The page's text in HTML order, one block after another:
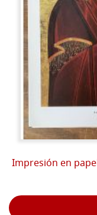
Impresión en